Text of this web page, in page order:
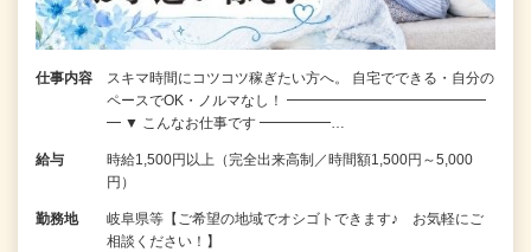
仕事内容
スキマ時間にコツコツ稼ぎたい方へ。 自宅でできる・自分の
ペースでOK・ノルマなし！ ━━━━━━━━━━━━━━
━ ▼ こんなお仕事です ━━━━━…
給与
時給1,500円以上（完全出来高制／時間額1,500円～5,000
円）
勤務地
岐阜県等【ご希望の地域でオシゴトできます♪ お気軽にご
相談ください！】